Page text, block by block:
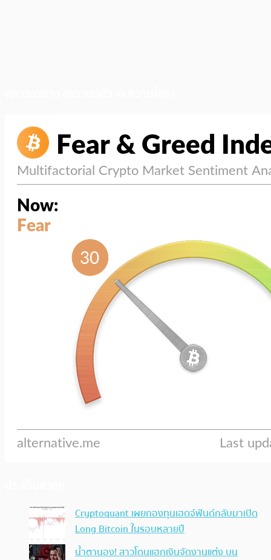
Cryptoquant เผยกองทุนเฮดจ์ฟันด์กลับมาเปิด
Long Bitcoin ในรอบหลายปี
น้ำตานอง! สาวโดนแฮกเงินจัดงานแต่ง บน